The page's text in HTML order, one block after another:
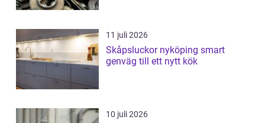
11 juli 2026
Skåpsluckor nyköping smart
genväg till ett nytt kök
10 juli 2026